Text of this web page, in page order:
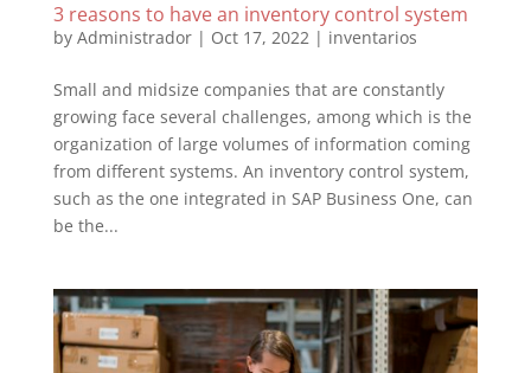
3 reasons to have an inventory control system
by Administrador| Oct 17, 2022| inventarios
Small and midsize companies that are constantly
growing face several challenges, among which is the
organization of large volumes of information coming
from different systems. An inventory control system,
such as the one integrated in SAP Business One, can
be the...